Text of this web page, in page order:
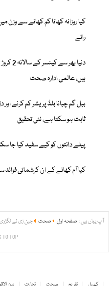
کیا روزانہ کھانا کم کھانے سے
رائے
ہیں، عالمی ادارہ صحت
ببل گم چبانا بلڈ پریشر کم کرنے
ثابت ہو سکتا ہے، نئی تحقیق
پیلے دانتوں کو کیے سفید کیا جا
کیا آم کھانے کے ان کرشماتی فوائد
آپ یہاں ہیں: صفحہ اول صحت جین زی نے
TO TOP